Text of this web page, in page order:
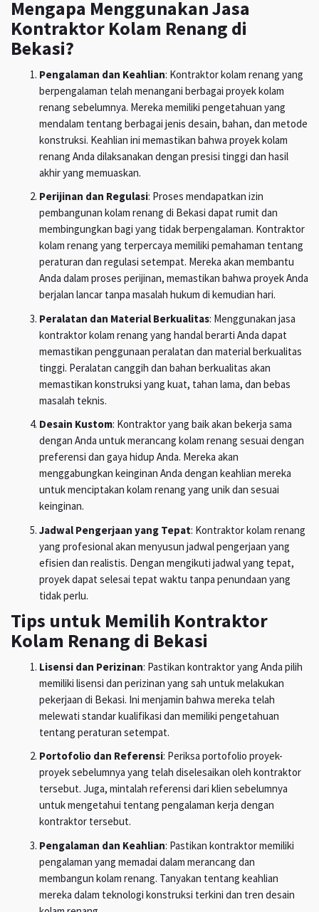
Mengapa Menggunakan Jasa
Kontraktor Kolam Renang di
Bekasi?
Pengalaman dan Keahlian: Kontraktor kolam renang yang
berpengalaman telah menangani berbagai proyek kolam
renang sebelumnya. Mereka memiliki pengetahuan yang
mendalam tentang berbagai jenis desain, bahan, dan metode
konstruksi. Keahlian ini memastikan bahwa proyek kolam
renang Anda dilaksanakan dengan presisi tinggi dan hasil
akhir yang memuaskan.
Perijinan dan Regulasi: Proses mendapatkan izin
pembangunan kolam renang di Bekasi dapat rumit dan
membingungkan bagi yang tidak berpengalaman. Kontraktor
kolam renang yang terpercaya memiliki pemahaman tentang
peraturan dan regulasi setempat. Mereka akan membantu
Anda dalam proses perijinan, memastikan bahwa proyek Anda
berjalan lancar tanpa masalah hukum di kemudian hari.
Peralatan dan Material Berkualitas: Menggunakan jasa
kontraktor kolam renang yang handal berarti Anda dapat
memastikan penggunaan peralatan dan material berkualitas
tinggi. Peralatan canggih dan bahan berkualitas akan
memastikan konstruksi yang kuat, tahan lama, dan bebas
masalah teknis.
Desain Kustom: Kontraktor yang baik akan bekerja sama
dengan Anda untuk merancang kolam renang sesuai dengan
preferensi dan gaya hidup Anda. Mereka akan
menggabungkan keinginan Anda dengan keahlian mereka
untuk menciptakan kolam renang yang unik dan sesuai
keinginan.
Jadwal Pengerjaan yang Tepat: Kontraktor kolam renang
yang profesional akan menyusun jadwal pengerjaan yang
efisien dan realistis. Dengan mengikuti jadwal yang tepat,
proyek dapat selesai tepat waktu tanpa penundaan yang
tidak perlu.
Tips untuk Memilih Kontraktor
Kolam Renang di Bekasi
Lisensi dan Perizinan: Pastikan kontraktor yang Anda pilih
memiliki lisensi dan perizinan yang sah untuk melakukan
pekerjaan di Bekasi. Ini menjamin bahwa mereka telah
melewati standar kualifikasi dan memiliki pengetahuan
tentang peraturan setempat.
Portofolio dan Referensi: Periksa portofolio proyek-
proyek sebelumnya yang telah diselesaikan oleh kontraktor
tersebut. Juga, mintalah referensi dari klien sebelumnya
untuk mengetahui tentang pengalaman kerja dengan
kontraktor tersebut.
Pengalaman dan Keahlian: Pastikan kontraktor memiliki
pengalaman yang memadai dalam merancang dan
membangun kolam renang. Tanyakan tentang keahlian
mereka dalam teknologi konstruksi terkini dan tren desain